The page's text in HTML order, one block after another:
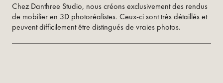
Chez Danthree Studio, nous créons exclusivement des rendus
de mobilier en 3D photoréalistes. Ceux-ci sont très détaillés et
peuvent difficilement être distingués de vraies photos.